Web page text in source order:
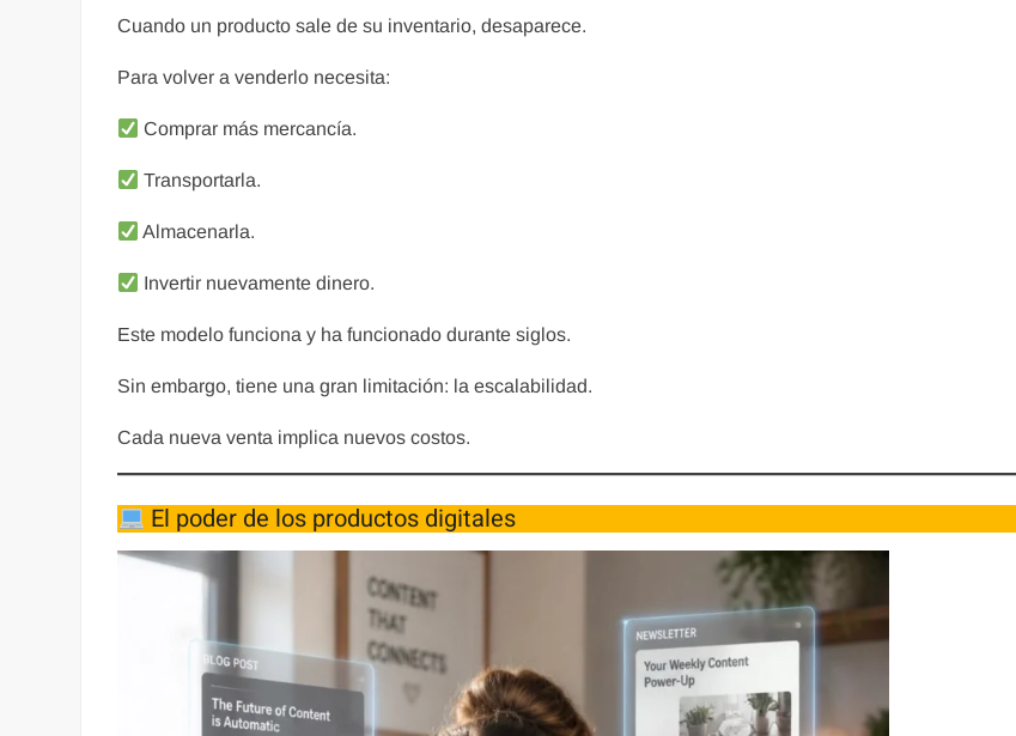
Cuando un producto sale de su inventario, desaparece.
Para volver a venderlo necesita:
Comprar más mercancía.
Transportarla.
Almacenarla.
Invertir nuevamente dinero.
Este modelo funciona y ha funcionado durante siglos.
Sin embargo, tiene una gran limitación: la escalabilidad.
Cada nueva venta implica nuevos costos.
El poder de los productos digitales